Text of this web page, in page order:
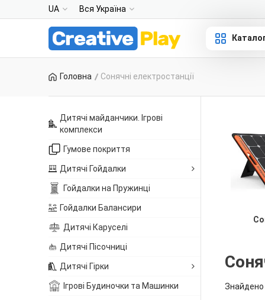
UA Вся Україна
Головна Сонячні електростанції
Дитячі майданчики. Ігрові
комплекси
Гумове покриття
Дитячі Гойдалки
Гойдалки на Пружинці
Гойдалки Балансири
Дитячі Каруселі
Дитячі Пісочниці
Дитячі Гірки
Ігрові Будиночки та Машинки Знайдено